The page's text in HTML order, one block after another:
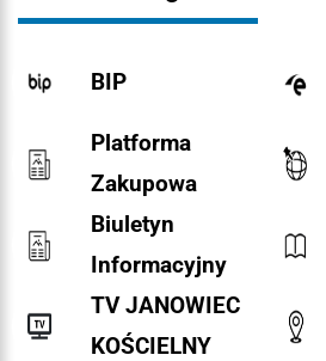
BIP
Platforma
Zakupowa
Biuletyn
Informacyjny
TV JANOWIEC
KOŚCIELNY